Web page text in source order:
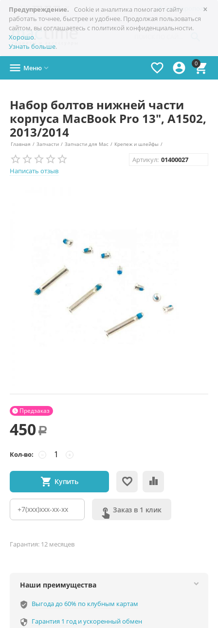
×
Предупреждение.
Cookie и аналитика помогают сайту
работать точнее, быстрее и удобнее. Продолжая пользоваться
сайтом, вы соглашаетесь с политикой конфиденциальности.
Хорошо.
Узнать больше.
Симферополь
+7(978)773-77-77 
0



 Меню 
Набор болтов нижней части
корпуса MacBook Pro 13", A1502,
2013/2014
Главная / Запчасти / Запчасти для Mac / Крепеж и шлейфы /
Написать отзыв
Артикул: 01400027
Предзаказ

450 Р
Кол-во: +
−
Купить
Заказ в 1 клик
Гарантия: 12 месяцев
Наши преимущества
verified_user Выгода до 60% по клубным картам
 Гарантия 1 год и ускоренный обмен